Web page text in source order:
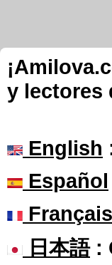
y lectores
English
Español
Français
日本語: